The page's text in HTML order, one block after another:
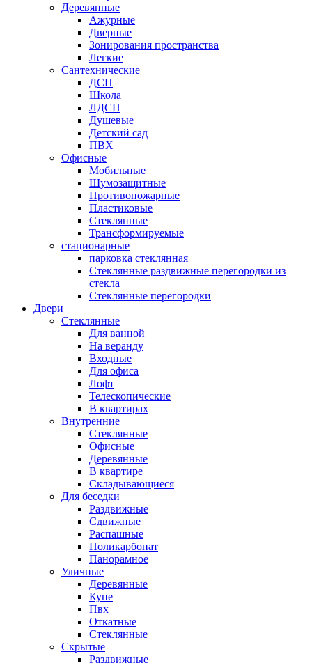
Деревянные
Ажурные
Дверные
Зонирования пространства
Легкие
Сантехнические
ДСП
Школа
ЛДСП
Душевые
Детский сад
ПВХ
Офисные
Мобильные
Шумозащитные
Противопожарные
Пластиковые
Стеклянные
Трансформируемые
стационарные
парковка стеклянная
Стеклянные раздвижные перегородки из
стекла
Стеклянные перегородки
Двери
Стеклянные
Для ванной
На веранду
Входные
Для офиса
Лофт
Телескопические
В квартирах
Внутренние
Стеклянные
Офисные
Деревянные
В квартире
Складывающиеся
Для беседки
Раздвижные
Сдвижные
Распашные
Поликарбонат
Панорамное
Уличные
Деревянные
Купе
Пвх
Откатные
Стеклянные
Скрытые
Раздвижные